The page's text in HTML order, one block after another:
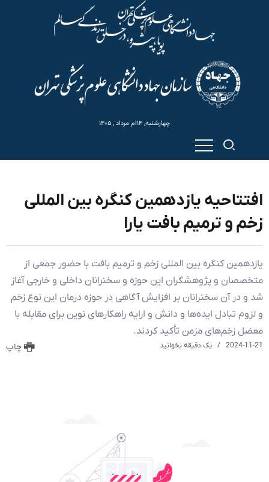
چهارشنبه, ۱۴ام مرداد , ۱۴۰۵
افتتاحیه یازدهمین کنگره بین المللی
زخم و ترمیم بافت یارا
یازدهمین کنگره بین المللی زخم و ترمیم بافت با حضور جمعی از
متخصصان و پژوهشگران این حوزه و سخنرانان داخلی و خارجی آغاز
شد و در آن سخنرانان بر افزایش آگاهی در حوزه درمان این نوع زخم
و لزوم تبادل ایده‌ها و دانش و ارایه راهکارهای نوین برای مقابله با
معضل زخم‌های مزمن تأکید کردند.
2024-11-21 یک دقیقه بخوانید چاپ